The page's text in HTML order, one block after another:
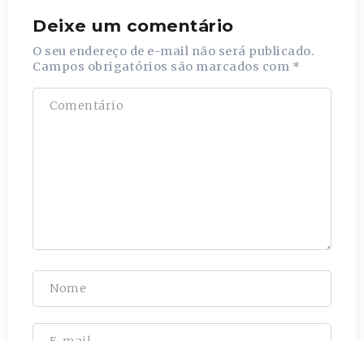
Deixe um comentário
O seu endereço de e-mail não será publicado.
Campos obrigatórios são marcados com *